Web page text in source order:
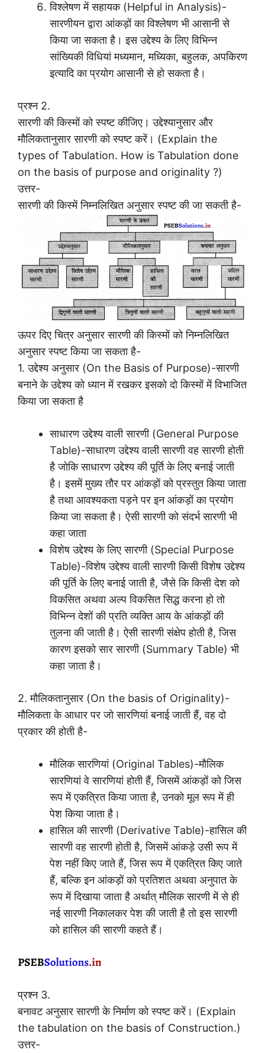
विश्लेषण में सहायक (Helpful in Analysis)-
सारणीयन द्वारा आंकड़ों का विश्लेषण भी आसानी से
किया जा सकता है। इस उद्देश्य के लिए विभिन्न
सांख्यिकी विधियां मध्यमान, मध्यिका, बहुलक, अपकिरण
इत्यादि का प्रयोग आसानी से हो सकता है।
प्रश्न 2.
सारणी की किस्मों को स्पष्ट कीजिए। उद्देश्यानुसार और
मौलिकतानुसार सारणी को स्पष्ट करें। (Explain the
types of Tabulation. How is Tabulation done
on the basis of purpose and originality ?)
उत्तर-
सारणी की किस्में निम्नलिखित अनुसार स्पष्ट की जा सकती है-
ऊपर दिए चित्र अनुसार सारणी की किस्मों को निम्नलिखित
अनुसार स्पष्ट किया जा सकता है-
1. उद्देश्य अनुसार (On the Basis of Purpose)-सारणी
बनाने के उद्देश्य को ध्यान में रखकर इसको दो किस्मों में विभाजित
किया जा सकता है
साधारण उद्देश्य वाली सारणी (General Purpose
Table)-साधारण उद्देश्य वाली सारणी वह सारणी होती
है जोकि साधारण उद्देश्य की पूर्ति के लिए बनाई जाती
है। इसमें मुख्य तौर पर आंकड़ों को प्रस्तुत किया जाता
है तथा आवश्यकता पड़ने पर इन आंकड़ों का प्रयोग
किया जा सकता है। ऐसी सारणी को संदर्भ सारणी भी
कहा जाता
विशेष उद्देश्य के लिए सारणी (Special Purpose
Table)-विशेष उद्देश्य वाली सारणी किसी विशेष उद्देश्य
की पूर्ति के लिए बनाई जाती है, जैसे कि किसी देश को
विकसित अथवा अल्प विकसित सिद्ध करना हो तो
विभिन्न देशों की प्रति व्यक्ति आय के आंकड़ों की
तुलना की जाती है। ऐसी सारणी संक्षेप होती है, जिस
कारण इसको सार सारणी (Summary Table) भी
कहा जाता है।
2. मौलिकतानुसार (On the basis of Originality)-
मौलिकता के आधार पर जो सारणियां बनाई जाती हैं, वह दो
प्रकार की होती है-
मौलिक सारणियां (Original Tables)-मौलिक
सारणियां वे सारणियां होती हैं, जिसमें आंकड़ों को जिस
रूप में एकत्रित किया जाता है, उनको मूल रूप में ही
पेश किया जाता है।
हासिल की सारणी (Derivative Table)-हासिल की
सारणी वह सारणी होती है, जिसमें आंकड़े उसी रूप में
पेश नहीं किए जाते हैं, जिस रूप में एकत्रित किए जाते
हैं, बल्कि इन आंकड़ों को प्रतिशत अथवा अनुपात के
रूप में दिखाया जाता है अर्थात् मौलिक सारणी में से ही
नई सारणी निकालकर पेश की जाती है तो इस सारणी
को हासिल की सारणी कहते हैं।
प्रश्न 3.
बनावट अनुसार सारणी के निर्माण को स्पष्ट करें। (Explain
the tabulation on the basis of Construction.)
उत्तर-